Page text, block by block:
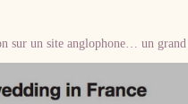
famille,
sur un site anglophone… un